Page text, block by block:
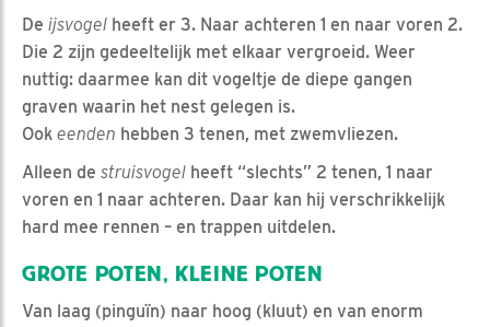
De ijsvogel heeft er 3. Naar achteren 1 en naar voren 2.
Die 2 zijn gedeeltelijk met elkaar vergroeid. Weer
nuttig: daarmee kan dit vogeltje de diepe gangen
graven waarin het nest gelegen is.
Ook eenden hebben 3 tenen, met zwemvliezen.
Alleen de struisvogel heeft “slechts” 2 tenen, 1 naar
voren en 1 naar achteren. Daar kan hij verschrikkelijk
hard mee rennen – en trappen uitdelen.
GROTE POTEN, KLEINE POTEN
Van laag (pinguïn) naar hoog (kluut) en van enorm